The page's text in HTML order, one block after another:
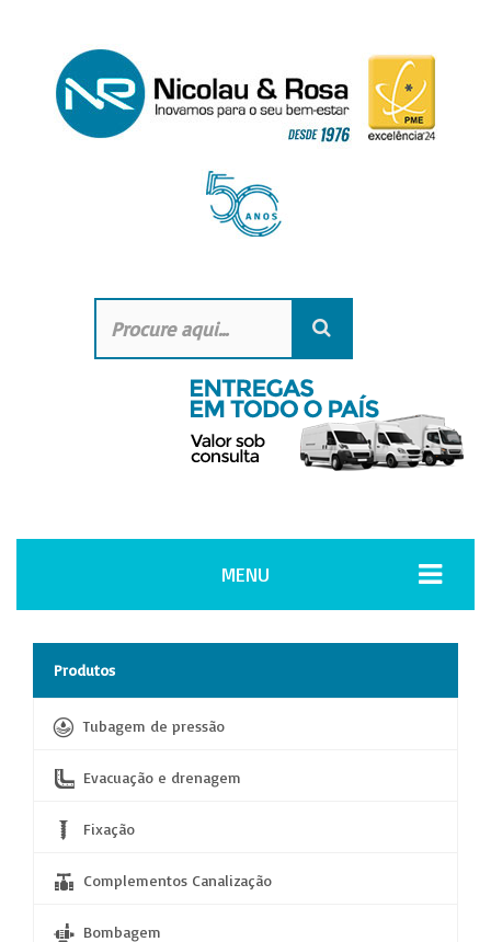
MENU
Produtos
Tubagem de pressão
Evacuação e drenagem
Fixação
Complementos Canalização
Bombagem